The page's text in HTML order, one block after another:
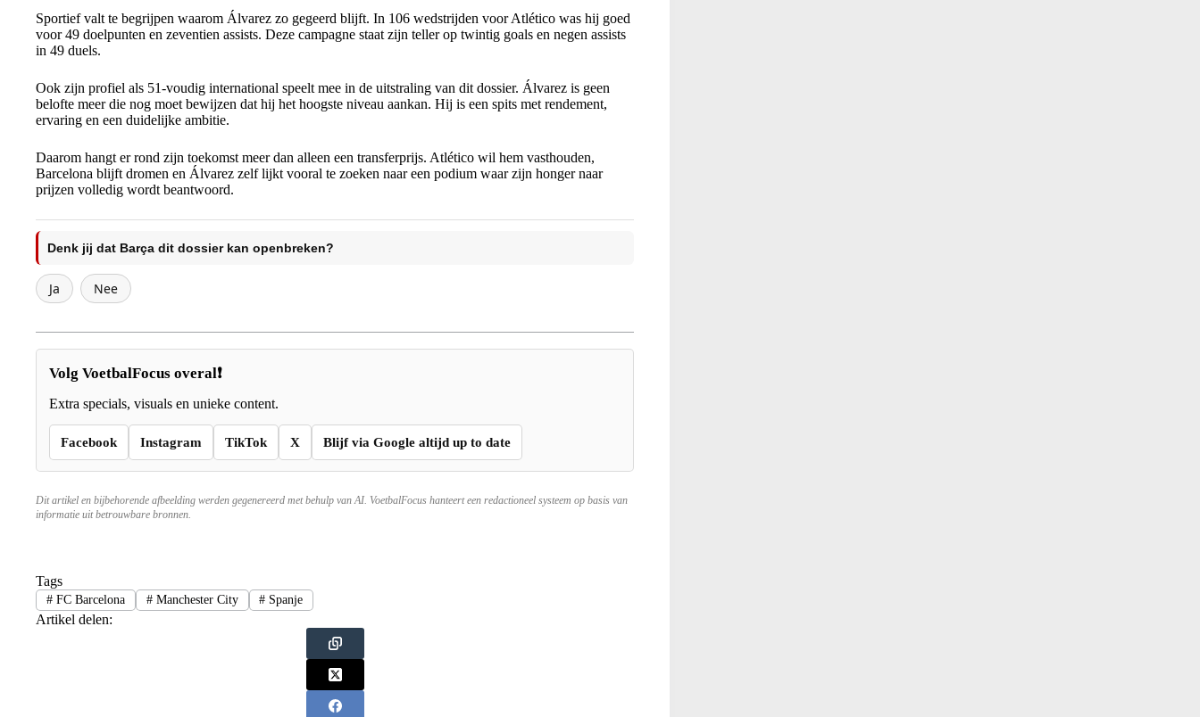
Sportief valt te begrijpen waarom Álvarez zo gegeerd blijft. In 106 wedstrijden voor Atlético was hij goed
voor 49 doelpunten en zeventien assists. Deze campagne staat zijn teller op twintig goals en negen assists
in 49 duels.
Ook zijn profiel als 51-voudig international speelt mee in de uitstraling van dit dossier. Álvarez is geen
belofte meer die nog moet bewijzen dat hij het hoogste niveau aankan. Hij is een spits met rendement,
ervaring en een duidelijke ambitie.
Daarom hangt er rond zijn toekomst meer dan alleen een transferprijs. Atlético wil hem vasthouden,
Barcelona blijft dromen en Álvarez zelf lijkt vooral te zoeken naar een podium waar zijn honger naar
prijzen volledig wordt beantwoord.
Denk jij dat Barça dit dossier kan openbreken?
Ja Nee
Volg VoetbalFocus overal❗
Extra specials, visuals en unieke content.
Facebook Instagram TikTok X Blijf via Google altijd up to date
Dit artikel en bijbehorende afbeelding werden gegenereerd met behulp van AI. VoetbalFocus hanteert een redactioneel systeem op basis van
informatie uit betrouwbare bronnen.
Tags
#FC Barcelona #Manchester City # Spanje
Artikel delen: